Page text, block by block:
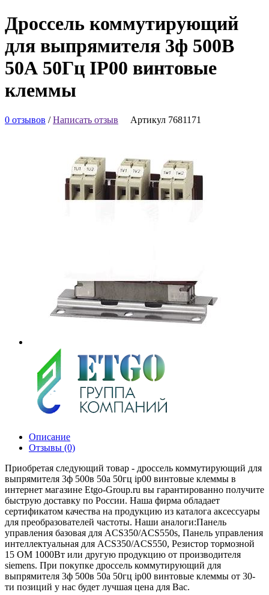
Дроссель коммутирующий
для выпрямителя 3ф 500В
50А 50Гц IP00 винтовые
клеммы
0 отзывов /Написать отзыв Артикул 7681171
Описание
Отзывы (0)
Приобретая следующий товар - дроссель коммутирующий для
выпрямителя 3ф 500в 50а 50гц ip00 винтовые клеммы в
интернет магазине Etgo-Group.ru вы гарантированно получите
быструю доставку по России. Наша фирма обладает
сертификатом качества на продукцию из каталога аксессуары
для преобразователей частоты. Наши аналоги:Панель
управления базовая для ACS350/ACS550ѕ, Панель управления
интеллектуальная для ACS350/ACS550, Резистор тормозной
15 OM 1000Вт или другую продукцию от производителя
siemens. При покупке дроссель коммутирующий для
выпрямителя 3ф 500в 50а 50гц ip00 винтовые клеммы от 30-
ти позиций у нас будет лучшая цена для Вас.